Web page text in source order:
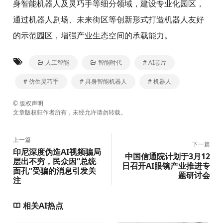
身智能机器人及灵巧手等细分领域，建设专业化园区，
通过机器人剧场、未来街区等创新形式打造机器人友好
的示范园区，增强产业生态空间的承载能力。
人工智能 智能时代 # AI芯片
# 仿生灵巧手 # 具身智能机器人 # 机器人
© 版权声明
文章版权归作者所有，未经允许请勿转载。
上一篇
印尼深度伪造AI视频骗局
层出不穷，民众因“总统
面孔”受骗的消息引发关
注
下一篇
中国信通院计划于3月12
日召开AI眼镜产业推进专
题研讨会
相关AI热点